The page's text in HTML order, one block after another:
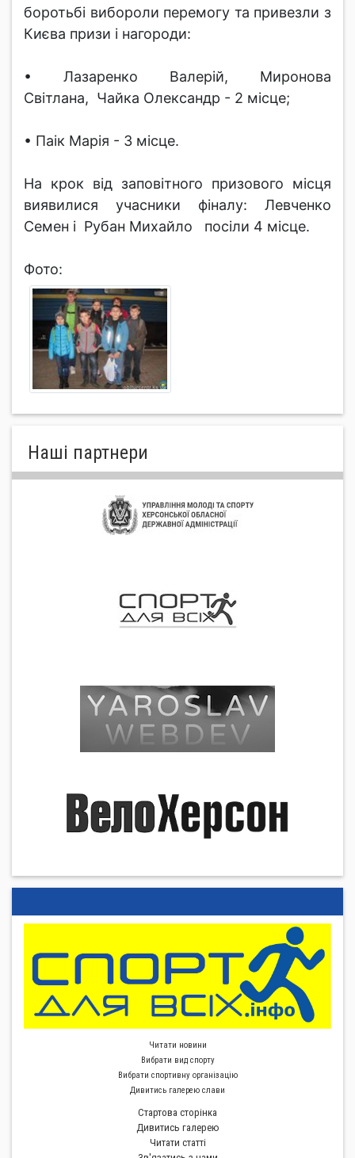
боротьбі вибороли перемогу та привезли з
Києва призи і нагороди:
• Лазаренко Валерій, Миронова
Світлана, Чайка Олександр - 2 місце;
• Паік Марія - 3 місце.
На крок від заповітного призового місця
виявилися учасники фіналу: Левченко
Семен і Рубан Михайло посіли 4 місце.
Фото:
Нашi партнери
Читати новини
Вибрати вид спорту
Вибрати спортивну органiзацiю
Дивитись галерею слави
Стартова сторiнка
Дивитись галерею
Читати статті